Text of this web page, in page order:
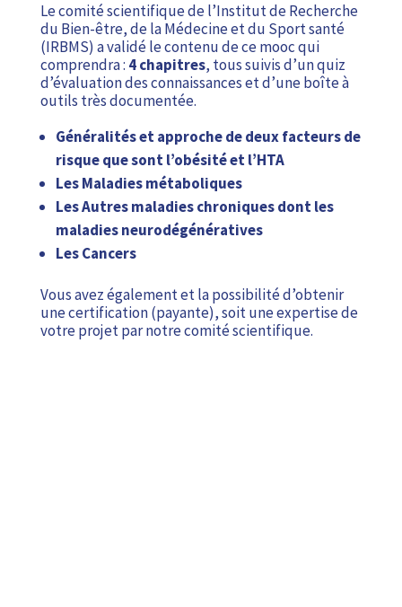
Le comité scientifique de l’Institut de Recherche
du Bien-être, de la Médecine et du Sport santé
(IRBMS) a validé le contenu de ce mooc qui
comprendra : 4 chapitres, tous suivis d’un quiz
d’évaluation des connaissances et d’une boîte à
outils très documentée.
Généralités et approche de deux facteurs de
risque que sont l’obésité et l’HTA
Les Maladies métaboliques
Les Autres maladies chroniques dont les
maladies neurodégénératives
Les Cancers
Vous avez également et la possibilité d’obtenir
une certification (payante), soit une expertise de
votre projet par notre comité scientifique.